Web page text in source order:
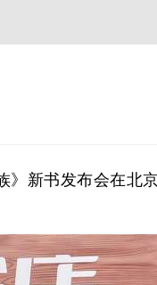
新书发布会在北